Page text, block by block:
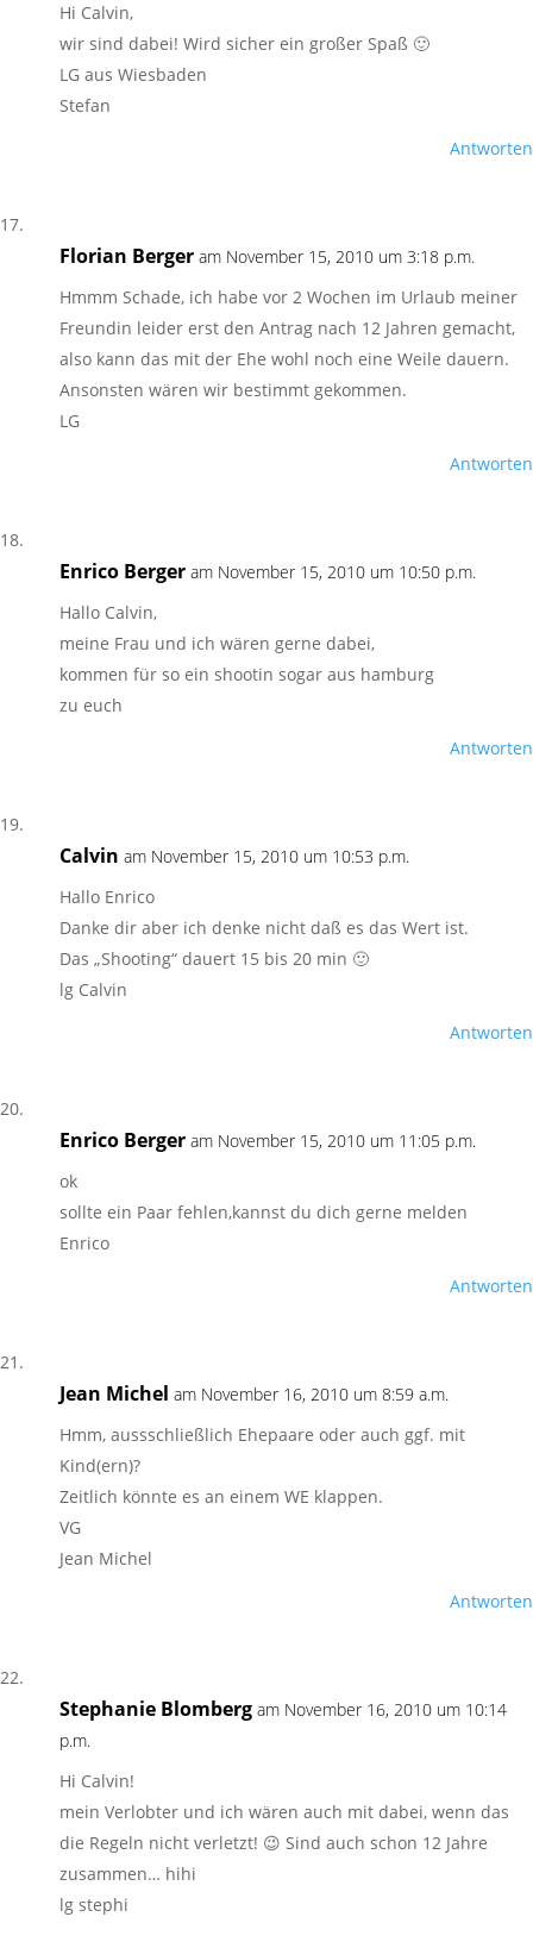
Hi Calvin,
wir sind dabei! Wird sicher ein großer Spaß 🙂
LG aus Wiesbaden
Stefan
Antworten
Florian Berger am November 15, 2010 um 3:18 p.m.
Hmmm Schade, ich habe vor 2 Wochen im Urlaub meiner
Freundin leider erst den Antrag nach 12 Jahren gemacht,
also kann das mit der Ehe wohl noch eine Weile dauern.
Ansonsten wären wir bestimmt gekommen.
LG
Antworten
Enrico Berger am November 15, 2010 um 10:50 p.m.
Hallo Calvin,
meine Frau und ich wären gerne dabei,
kommen für so ein shootin sogar aus hamburg
zu euch
Antworten
Calvin am November 15, 2010 um 10:53 p.m.
Hallo Enrico
Danke dir aber ich denke nicht daß es das Wert ist.
Das „Shooting“ dauert 15 bis 20 min 🙂
lg Calvin
Antworten
Enrico Berger am November 15, 2010 um 11:05 p.m.
ok
sollte ein Paar fehlen,kannst du dich gerne melden
Enrico
Antworten
Jean Michel am November 16, 2010 um 8:59 a.m.
Hmm, aussschließlich Ehepaare oder auch ggf. mit
Kind(ern)?
Zeitlich könnte es an einem WE klappen.
VG
Jean Michel
Antworten
Stephanie Blomberg am November 16, 2010 um 10:14
p.m.
Hi Calvin!
mein Verlobter und ich wären auch mit dabei, wenn das
die Regeln nicht verletzt! 😉 Sind auch schon 12 Jahre
zusammen… hihi
lg stephi